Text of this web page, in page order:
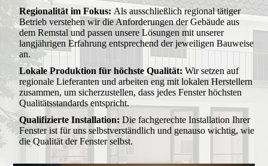
Regionalität im Fokus: Als ausschließlich regional tätiger
Betrieb verstehen wir die Anforderungen der Gebäude aus
dem Remstal und passen unsere Lösungen mit unserer
langjährigen Erfahrung entsprechend der jeweiligen Bauweise
an.
Lokale Produktion für höchste Qualität: Wir setzen auf
regionale Lieferanten und arbeiten eng mit lokalen Herstellern
zusammen, um sicherzustellen, dass jedes Fenster höchsten
Qualitätsstandards entspricht.
Qualifizierte Installation: Die fachgerechte Installation Ihrer
Fenster ist für uns selbstverständlich und genauso wichtig, wie
die Qualität der Fenster selbst.